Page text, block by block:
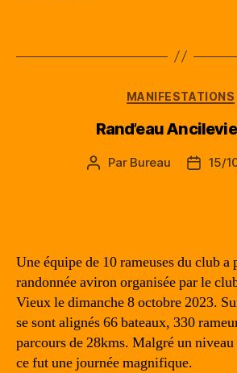
MANIFESTATIONS
Rand’eau
Auteur
Par Bureau
Date15/
Une équipe de 10 rameuses du club a
randonnée aviron organisée par le
Vieux le dimanche 8 octobre 2023.
se sont alignés 66 bateaux, 330
parcours de 28kms. Malgré un niveau
ce fut une journée magnifique.